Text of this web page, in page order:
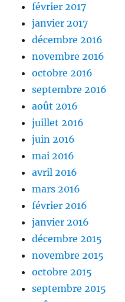
février 2017
janvier 2017
décembre 2016
novembre 2016
octobre 2016
septembre 2016
août 2016
juillet 2016
juin 2016
mai 2016
avril 2016
mars 2016
février 2016
janvier 2016
décembre 2015
novembre 2015
octobre 2015
septembre 2015